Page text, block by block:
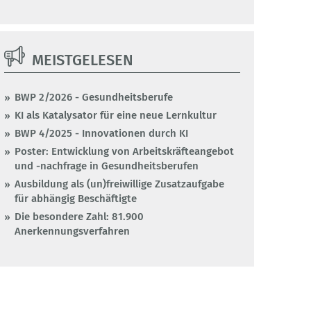
MEISTGELESEN
BWP 2/2026 - Gesundheitsberufe
KI als Katalysator für eine neue Lernkultur
BWP 4/2025 - Innovationen durch KI
Poster: Entwicklung von Arbeitskräfteangebot
und -nachfrage in Gesundheitsberufen
Ausbildung als (un)freiwillige Zusatzaufgabe
für abhängig Beschäftigte
Die besondere Zahl: 81.900
Anerkennungsverfahren